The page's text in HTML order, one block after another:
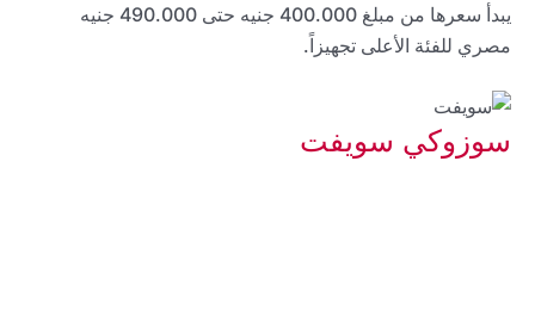
يبدأ سعرها من مبلغ 400.000 جنيه حتى 490.000 جنيه
مصري للفئة الأعلى تجهيزاً.
سوزوكي سويفت